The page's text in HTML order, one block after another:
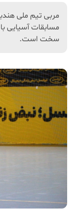
مربی تیم ملی
مسابقات آسیایی
سخت است.